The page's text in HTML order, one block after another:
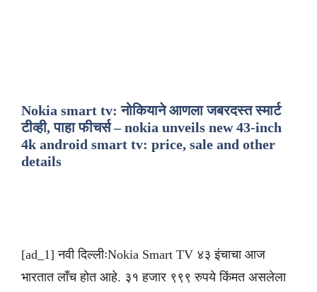
Nokia smart tv: नोकियाने आणला जबरदस्त स्मार्ट
टीव्ही, पाहा फीचर्स – nokia unveils new 43-inch
4k android smart tv: price, sale and other
details
[ad_1] नवी दिल्लीःNokia Smart TV ४३ इंचाचा आज
भारतात लाँच होत आहे. ३१ हजार ९९९ रुपये किंमत असलेला